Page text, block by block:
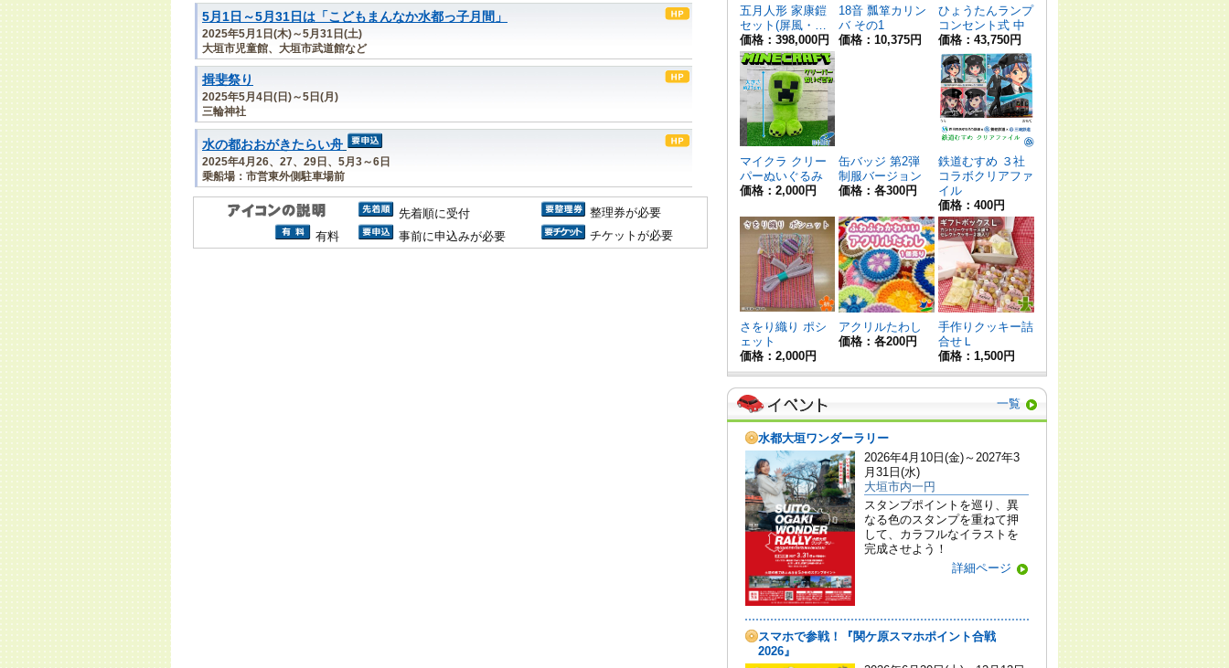
5月1日～5月31日は「こどもまんなか水都っ子月間」
2025年5月1日(木)～5月31日(土)
大垣市児童館、大垣市武道館など
揖斐祭り
2025年5月4日(日)～5日(月)
三輪神社
水の都おおがきたらい舟
2025年4月26、27、29日、5月3～6日
乗船場：市営東外側駐車場前
先着順に受付
整理券が必要
有料
事前に申込みが必要 チケットが必要